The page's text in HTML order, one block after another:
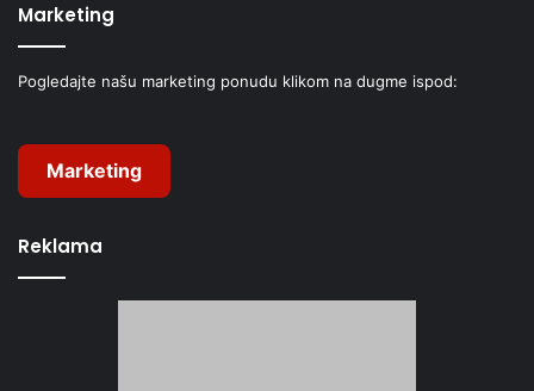
Marketing
Pogledajte našu marketing ponudu klikom na dugme ispod:
Marketing
Reklama